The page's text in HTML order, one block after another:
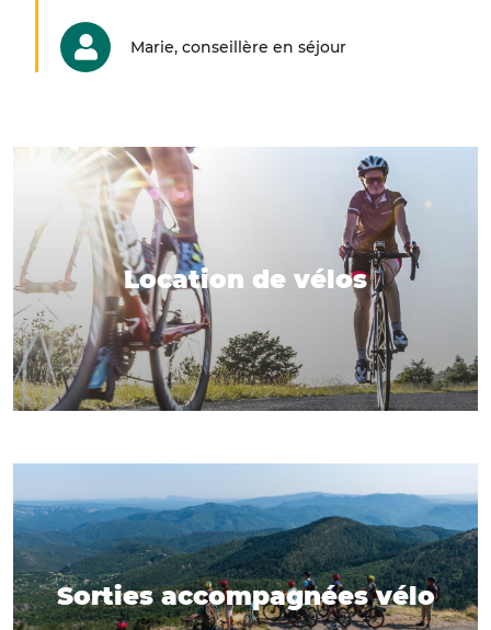
Marie, conseillère en séjour
Location de vélos
Sorties accompagnées vélo